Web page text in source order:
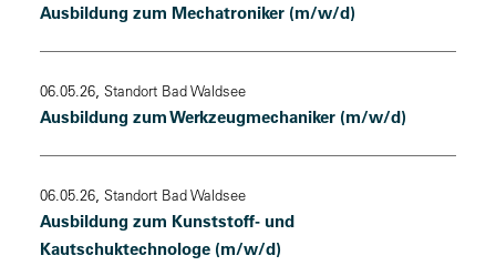
Ausbildung zum Mechatroniker (m/w/d)
06.05.26, Standort Bad Waldsee
Ausbildung zum Werkzeugmechaniker (m/w/d)
06.05.26, Standort Bad Waldsee
Ausbildung zum Kunststoff- und
Kautschuktechnologe (m/w/d)